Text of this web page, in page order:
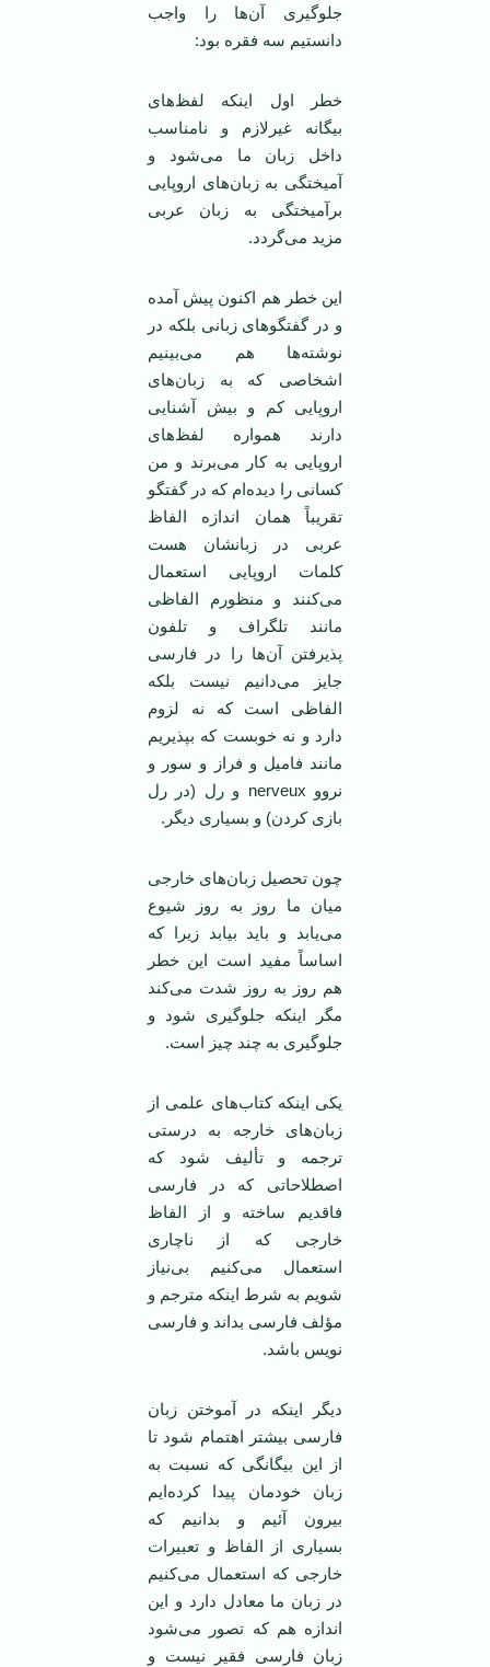
جلوگیری آن‌ها را واجب
دانستیم سه فقره بود:
خطر اول اینکه لفظ‌های
بیگانه غیرلازم و نامناسب
داخل زبان ما می‌شود و
آمیختگی به زبان‌های اروپایی
برآمیختگی به زبان عربی
مزید می‌گردد.
این خطر هم اکنون پیش آمده
و در گفتگوهای زبانی بلکه در
نوشته‌ها هم می‌بینیم
اشخاصی که به زبان‌های
اروپایی کم و بیش آشنایی
دارند همواره لفظ‌های
اروپایی به کار می‌برند و من
کسانی را دیده‌ام که در گفتگو
تقریباً‌‌ همان اندازه الفاظ
عربی در زبانشان هست
کلمات اروپایی استعمال
می‌کنند و منظورم الفاظی
مانند تلگراف و تلفون
پذیرفتن آن‌ها را در فارسی
جایز می‌دانیم نیست بلکه
الفاظی است که نه لزوم
دارد و نه خوبست که بپذیریم
مانند فامیل و فراز و سور و
نروو nerveux و رل (در رل
بازی کردن) و بسیاری دیگر.
چون تحصیل زبان‌های خارجی
میان ما روز به روز شیوع
می‌یابد و باید بیابد زیرا که
اساساً مفید است این خطر
هم روز به روز شدت می‌کند
مگر اینکه جلوگیری شود و
جلوگیری به چند چیز است.
یکی اینکه کتاب‌های علمی از
زبان‌های خارجه به درستی
ترجمه و تألیف شود که
اصطلاحاتی که در فارسی
فاقدیم ساخته و از الفاظ
خارجی که از ناچاری
استعمال می‌کنیم بی‌نیاز
شویم به شرط اینکه مترجم و
مؤلف فارسی بداند و فارسی
نویس باشد.
دیگر اینکه در آموختن زبان
فارسی بیشتر اهتمام شود تا
از این بیگانگی که نسبت به
زبان خودمان پیدا کرده‌ایم
بیرون آئیم و بدانیم که
بسیاری از الفاظ و تعبیرات
خارجی که استعمال می‌کنیم
در زبان ما معادل دارد و این
اندازه هم که تصور می‌شود
زبان فارسی فقیر نیست و